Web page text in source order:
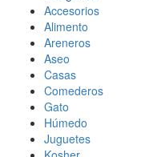
Accesorios
Alimento
Areneros
Aseo
Casas
Comederos
Gato
Húmedo
Juguetes